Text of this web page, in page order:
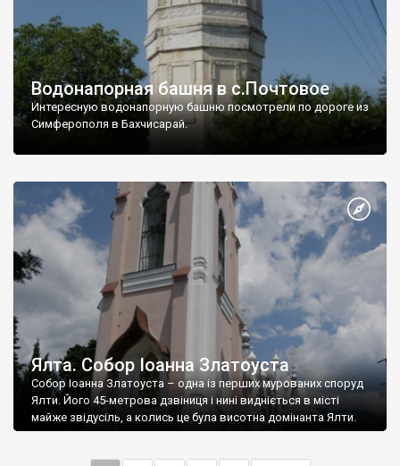
Водонапорная башня в с.Почтовое
Интересную водонапорную башню посмотрели по дороге из
Симферополя в Бахчисарай.
Ялта. Собор Іоанна Златоуста
Собор Іоанна Златоуста – одна із перших мурованих споруд
Ялти. Його 45-метрова дзвіниця і нині видніється в місті
майже звідусіль, а колись це була висотна домінанта Ялти.